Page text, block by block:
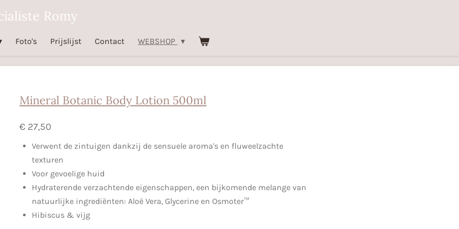
Romy
Foto's Prijslijst Contact WEBSHOP
Mineral Botanic Body Lotion 500ml
€ 27,50
Verwent de zintuigen dankzij de sensuele aroma's en fluweelzachte
texturen
Voor gevoelige huid
Hydraterende verzachtende eigenschappen, een bijkomende melange van
natuurlijke ingrediënten: Aloë Vera, Glycerine en Osmoter™
Hibiscus & vijg